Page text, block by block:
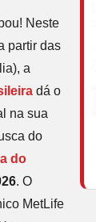
Neste
partir das
a
dá o
na sua
do
do
. O
MetLife